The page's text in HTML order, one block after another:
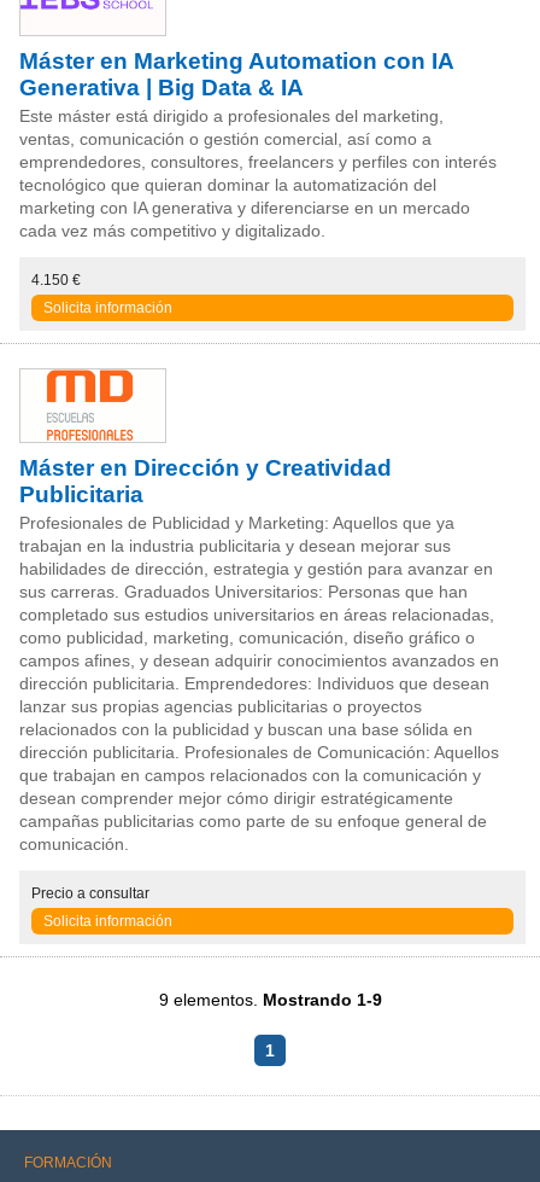
Máster en Marketing Automation con IA
Generativa | Big Data & IA
Este máster está dirigido a profesionales del marketing,
ventas, comunicación o gestión comercial, así como a
emprendedores, consultores, freelancers y perfiles con interés
tecnológico que quieran dominar la automatización del
marketing con IA generativa y diferenciarse en un mercado
cada vez más competitivo y digitalizado.
4.150 €
Solicita información
Máster en Dirección y Creatividad
Publicitaria
Profesionales de Publicidad y Marketing: Aquellos que ya
trabajan en la industria publicitaria y desean mejorar sus
habilidades de dirección, estrategia y gestión para avanzar en
sus carreras. Graduados Universitarios: Personas que han
completado sus estudios universitarios en áreas relacionadas,
como publicidad, marketing, comunicación, diseño gráfico o
campos afines, y desean adquirir conocimientos avanzados en
dirección publicitaria. Emprendedores: Individuos que desean
lanzar sus propias agencias publicitarias o proyectos
relacionados con la publicidad y buscan una base sólida en
dirección publicitaria. Profesionales de Comunicación: Aquellos
que trabajan en campos relacionados con la comunicación y
desean comprender mejor cómo dirigir estratégicamente
campañas publicitarias como parte de su enfoque general de
comunicación.
Precio a consultar
Solicita información
9 elementos. Mostrando 1-9
1
FORMACIÓN